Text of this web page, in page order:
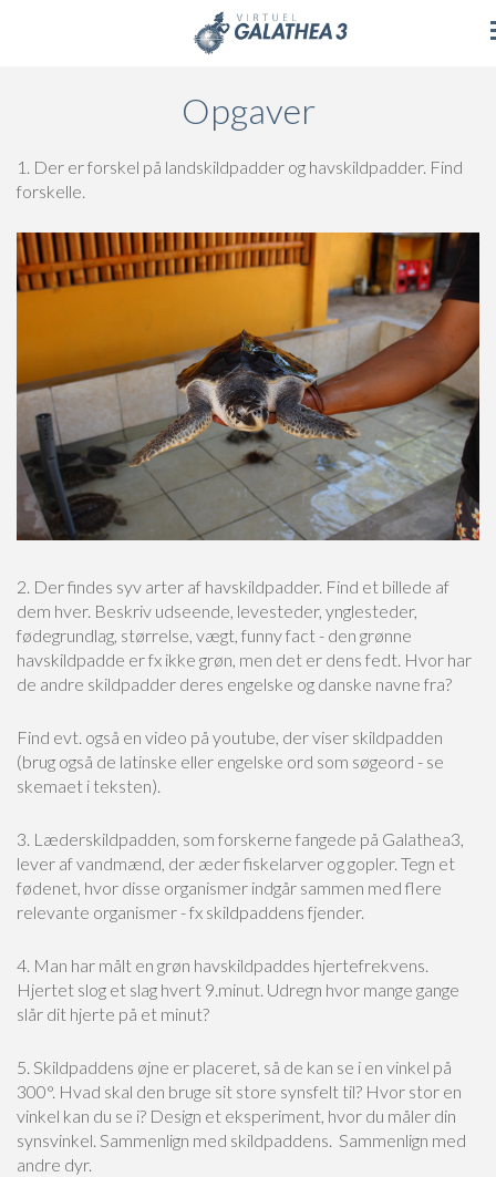
Opgaver
1. Der er forskel på landskildpadder og havskildpadder. Find
forskelle.
2. Der findes syv arter af havskildpadder. Find et billede af
dem hver. Beskriv udseende, levesteder, ynglesteder,
fødegrundlag, størrelse, vægt, funny fact - den grønne
havskildpadde er fx ikke grøn, men det er dens fedt. Hvor har
de andre skildpadder deres engelske og danske navne fra?
Find evt. også en video på youtube, der viser skildpadden
(brug også de latinske eller engelske ord som søgeord - se
skemaet i teksten).
3. Læderskildpadden, som forskerne fangede på Galathea3,
lever af vandmænd, der æder fiskelarver og gopler. Tegn et
fødenet, hvor disse organismer indgår sammen med flere
relevante organismer - fx skildpaddens fjender.
4. Man har målt en grøn havskildpaddes hjertefrekvens.
Hjertet slog et slag hvert 9.minut. Udregn hvor mange gange
slår dit hjerte på et minut?
5. Skildpaddens øjne er placeret, så de kan se i en vinkel på
300°. Hvad skal den bruge sit store synsfelt til? Hvor stor en
vinkel kan du se i? Design et eksperiment, hvor du måler din
synsvinkel. Sammenlign med skildpaddens. Sammenlign med
andre dyr.